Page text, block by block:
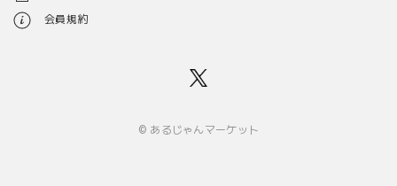
会員規約
© あるじゃんマーケット